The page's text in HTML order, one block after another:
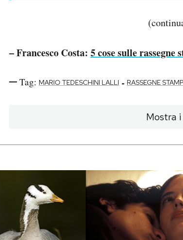
– Francesco Costa: 5 cose sulle rassegne
Tag: MARIO TEDESCHINI LALLI - RASSEGNE
Mostra